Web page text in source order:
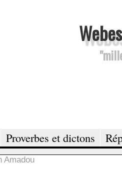
Proverbes et dictons
Amadou